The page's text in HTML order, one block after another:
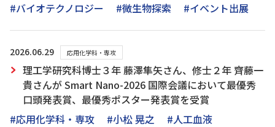
#バイオテクノロジー
#微生物探索 #イベント出展
2026.06.29 応用化学科・専攻
理工学研究科博士３年 藤澤隼矢さん、修士２年 齊藤一
貴さんが Smart Nano-2026 国際会議において最優秀
口頭発表賞、最優秀ポスター発表賞を受賞
#応用化学科・専攻
#小松 晃之
#人工血液